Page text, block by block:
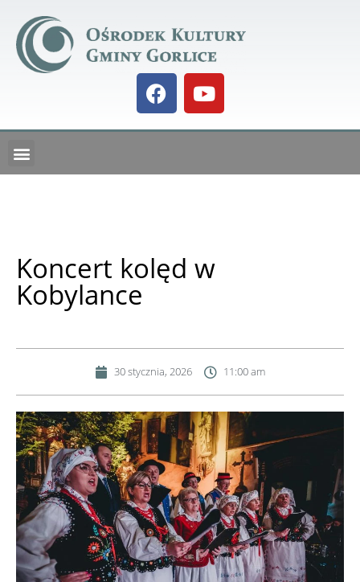
Koncert kolęd w
Kobylance
30 stycznia, 2026 11:00 am